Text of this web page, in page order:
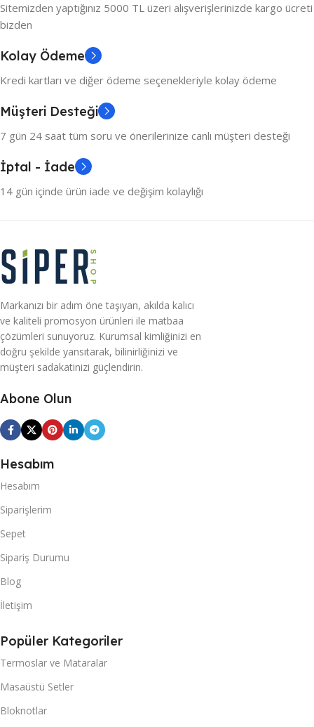
Sitemizden yaptığınız 5000 TL üzeri alışverişlerinizde kargo ücreti
bizden
Kolay Ödeme
Kredi kartları ve diğer ödeme seçenekleriyle kolay ödeme
Müşteri Desteği
7 gün 24 saat tüm soru ve önerilerinize canlı müşteri desteği
İptal - İade
14 gün içinde ürün iade ve değişim kolaylığı
Markanızı bir adım öne taşıyan, akılda kalıcı
ve kaliteli promosyon ürünleri ile matbaa
çözümleri sunuyoruz. Kurumsal kimliğinizi en
doğru şekilde yansıtarak, bilinirliğinizi ve
müşteri sadakatinizi güçlendirin.
Abone Olun
Hesabım
Hesabım
Siparişlerim
Sepet
Sipariş Durumu
Blog
İletişim
Popüler Kategoriler
Termoslar ve Mataralar
Masaüstü Setler
Bloknotlar